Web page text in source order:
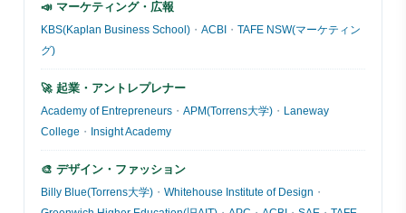
📣 マーケティング・広報
KBS(Kaplan Business School) ・ ACBI ・ TAFE NSW(マーケティン
グ)
🚀 起業・アントレプレナー
Academy of Entrepreneurs ・ APM(Torrens大学) ・ Laneway
College ・ Insight Academy
🎨 デザイン・ファッション
Billy Blue(Torrens大学) ・ Whitehouse Institute of Design ・